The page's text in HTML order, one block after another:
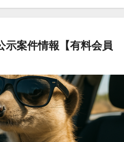
案件情報【有料会員